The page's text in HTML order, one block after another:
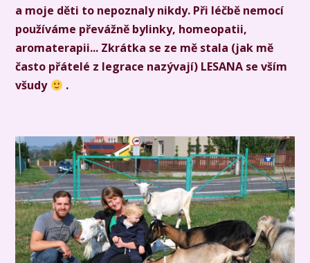
a moje děti to nepoznaly nikdy. Při léčbě nemocí
používáme převážně bylinky, homeopatii,
aromaterapii... Zkrátka se ze mě stala (jak mě
často přátelé z legrace nazývají) LESANA se vším
všudy
.